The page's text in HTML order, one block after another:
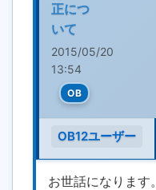
正につ
いて
2015/05/20
13:54
OB
OB12ユーザー
お世話になります。